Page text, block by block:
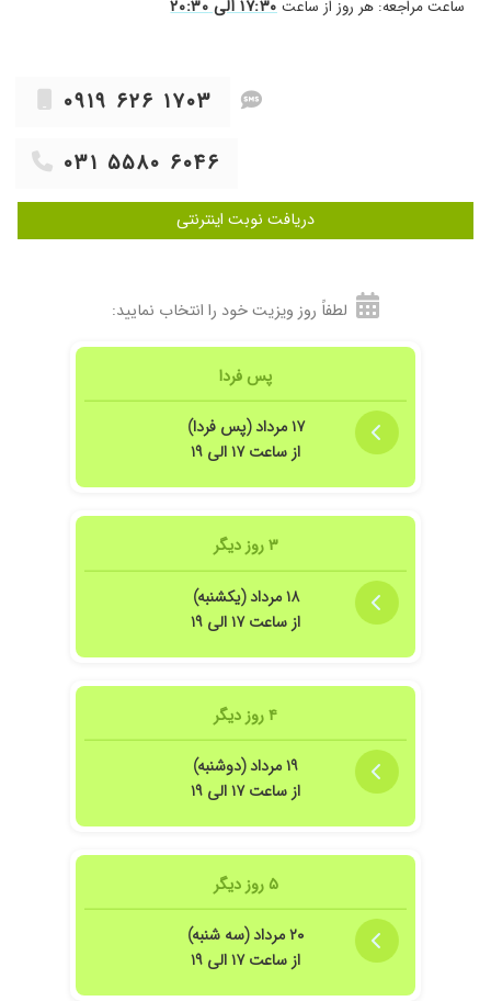
ساعت مراجعه: هر روز از ساعت۱۷:۳۰ الی ۲۰:۳۰
۰۹۱۹ ۶۲۶ ۱۷۰۳
۰۳۱ ۵۵۸۰ ۶۰۴۶
دریافت نوبت اینترنتی
لطفاً روز ویزیت خود را انتخاب نمایید:
پس فردا
۱۷ مرداد (پس فردا)
از ساعت ۱۷ الی ۱۹
۳ روز دیگر
۱۸ مرداد (یکشنبه)
از ساعت ۱۷ الی ۱۹
۴ روز دیگر
۱۹ مرداد (دوشنبه)
از ساعت ۱۷ الی ۱۹
۵ روز دیگر
۲۰ مرداد (سه شنبه)
از ساعت ۱۷ الی ۱۹